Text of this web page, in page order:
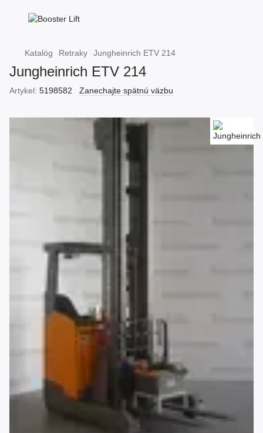
Katalóg Retraky Jungheinrich ETV 214
Jungheinrich ETV 214
Artykel: 5198582 Zanechajte spätnú väzbu